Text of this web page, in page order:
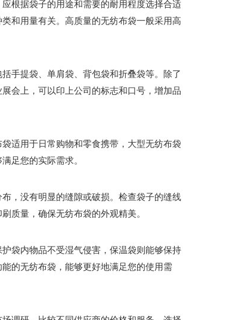
根据袋子的用途和需要的耐用程度选择合适
和用量有关。高质量的无纺布袋一般采用高
手提袋、单肩袋、背包袋和折叠袋等。除了
会上，可以印上公司的标志和口号，增加品
适用于日常购物和零食携带，大型无纺布袋
足您的实际需求。
，没有明显的缝隙或破损。检查袋子的缝线
质量，确保无纺布袋的外观精美。
袋内物品不受湿气侵害，保温袋则能够保持
的无纺布袋，能够更好地满足您的使用需